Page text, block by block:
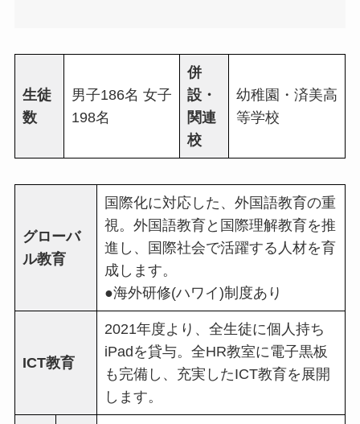
生徒
数
男子186名 女子
198名
併
設・
関連
校
幼稚園・済美高
等学校
グローバ
ル教育
国際化に対応した、外国語教育の重
視。外国語教育と国際理解教育を推
進し、国際社会で活躍する人材を育
成します。
●海外研修(ハワイ)制度あり
ICT教育
2021年度より、全生徒に個人持ち
iPadを貸与。全HR教室に電子黒板
も完備し、充実したICT教育を展開
します。